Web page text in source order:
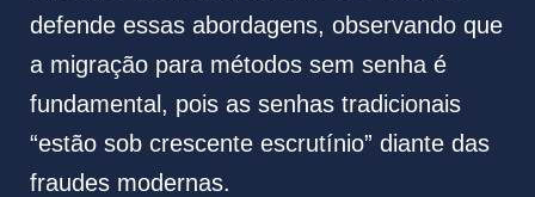
defende essas abordagens, observando que
a migração para métodos sem senha é
fundamental, pois as senhas tradicionais
“estão sob crescente escrutínio” diante das
fraudes modernas.